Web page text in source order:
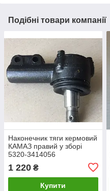
Подібні товари компанії
Наконечник тяги кермовий
КАМАЗ правий у зборі
5320-3414056
1 220 ₴
Купити